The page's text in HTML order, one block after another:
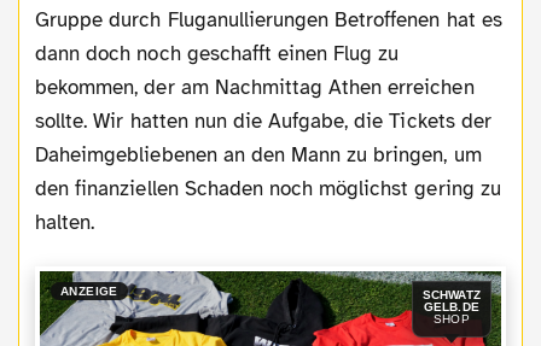
Gruppe durch Fluganullierungen Betroffenen hat es
dann doch noch geschafft einen Flug zu
bekommen, der am Nachmittag Athen erreichen
sollte. Wir hatten nun die Aufgabe, die Tickets der
Daheimgebliebenen an den Mann zu bringen, um
den finanziellen Schaden noch möglichst gering zu
halten.
ANZEIGE
SCHWATZ
GELB.DE
SHOP